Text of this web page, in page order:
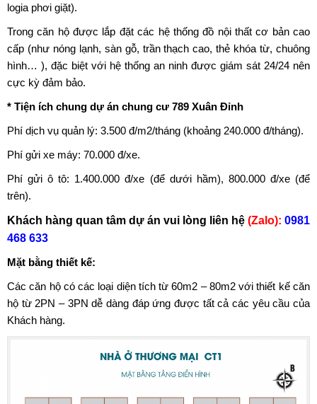
logia phơi giặt).
Trong căn hộ được lắp đặt các hệ thống đồ nội thất cơ bản cao
cấp (như nóng lạnh, sàn gỗ, trần thạch cao, thẻ khóa từ, chuông
hình… ), đặc biệt với hệ thống an ninh được giám sát 24/24 nên
cực kỳ đảm bảo.
* Tiện ích chung dự án chung cư 789 Xuân Đỉnh
Phí dịch vụ quản lý: 3.500 đ/m2/tháng (khoảng 240.000 đ/tháng).
Phí gửi xe máy: 70.000 đ/xe.
Phí gửi ô tô: 1.400.000 đ/xe (để dưới hầm), 800.000 đ/xe (để
trên).
Khách hàng quan tâm dự án vui lòng liên hệ (Zalo): 0981
468 633
Mặt bằng thiết kế:
Các căn hộ có các loại diện tích từ 60m2 – 80m2 với thiết kế căn
hộ từ 2PN – 3PN dễ dàng đáp ứng được tất cả các yêu cầu của
Khách hàng.